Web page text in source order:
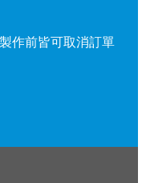
作前皆可取消訂單